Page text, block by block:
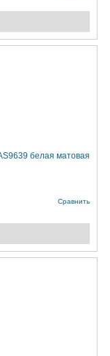
белая матовая
Сравнить